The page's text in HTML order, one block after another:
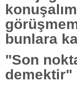
bunlara
"Son
demektir"